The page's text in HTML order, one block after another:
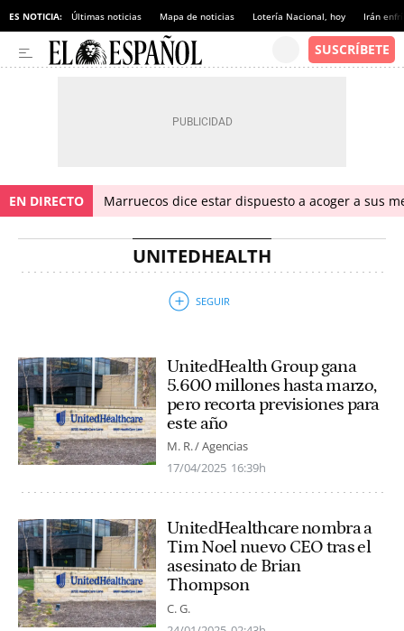
ES NOTICIA: Últimas noticias Mapa de noticias Lotería Nacional, hoy Irán
EN DIRECTO Marruecos dice estar dispuesto a acoger a sus
UNITEDHEALTH
UnitedHealth Group gana
5.600 millones hasta marzo,
pero recorta previsiones para
este año
M. R. / Agencias
17/04/2025 16:39h
UnitedHealthcare nombra a
Tim Noel nuevo CEO tras el
asesinato de Brian
Thompson
C. G.